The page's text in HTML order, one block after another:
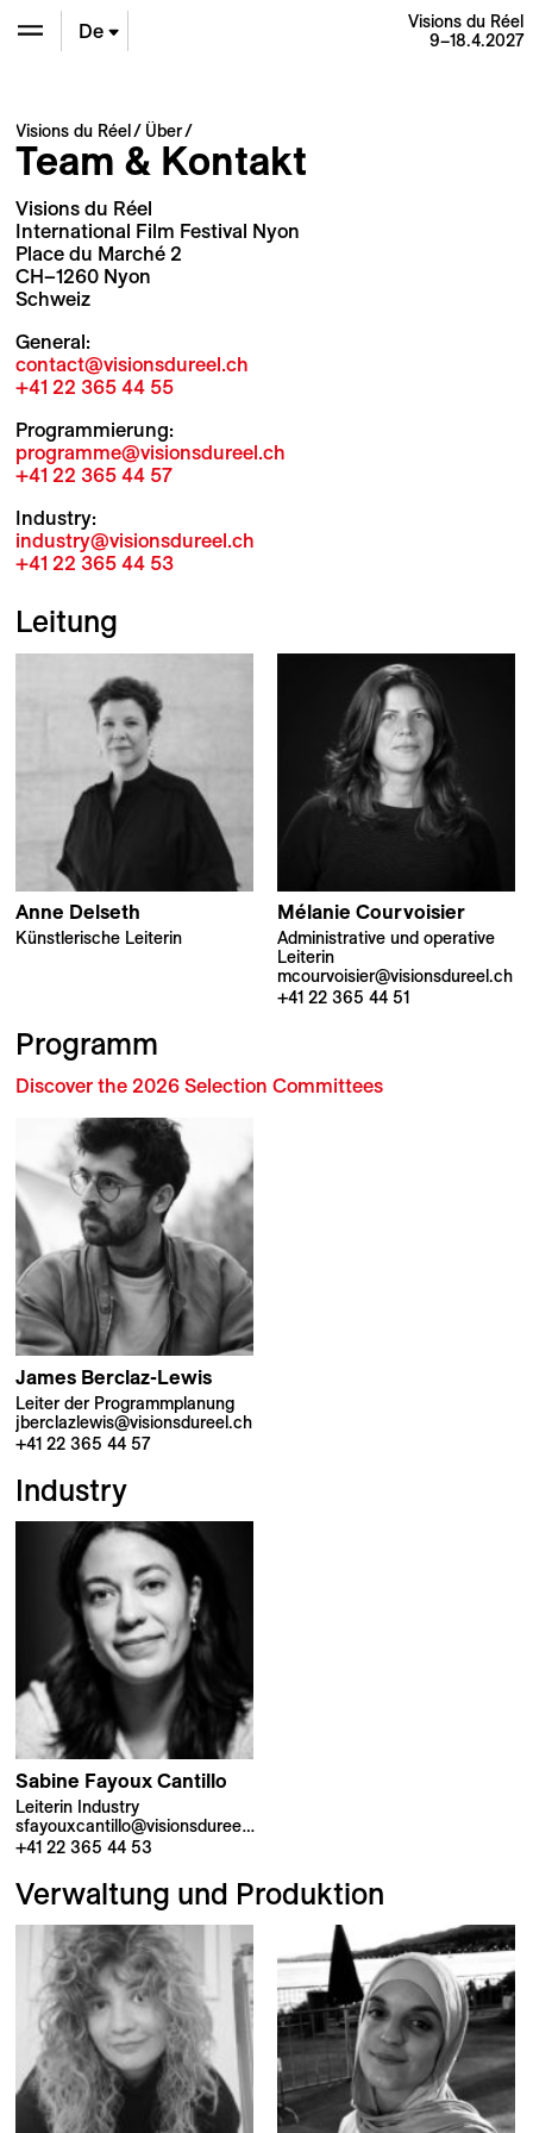
De
Fr
Visions du Réel
9–18.4.2027
Visions du Réel Über
Team & Kontakt
Visions du Réel
International Film Festival Nyon
Place du Marché 2
CH–1260 Nyon
Schweiz
General:
contact@visionsdureel.ch
+41 22 365 44 55
Programmierung:
programme@visionsdureel.ch
+41 22 365 44 57
Industry:
industry@visionsdureel.ch
+41 22 365 44 53
Leitung
Anne Delseth
Künstlerische Leiterin
Mélanie Courvoisier
Administrative und operative
Leiterin
mcourvoisier@visionsdureel.ch
+41 22 365 44 51
Programm
Discover the 2026 Selection Committees
James Berclaz-Lewis
Leiter der Programmplanung
jberclazlewis@visionsdureel.ch
+41 22 365 44 57
Industry
Sabine Fayoux Cantillo
Leiterin Industry
sfayouxcantillo@visionsdureel.ch
+41 22 365 44 53
Verwaltung und Produktion